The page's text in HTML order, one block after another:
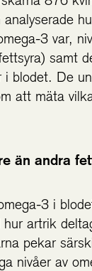
3 var,
samt
blodet. De
att mäta
än andra
3 i
artrik
pekar
nivåer av